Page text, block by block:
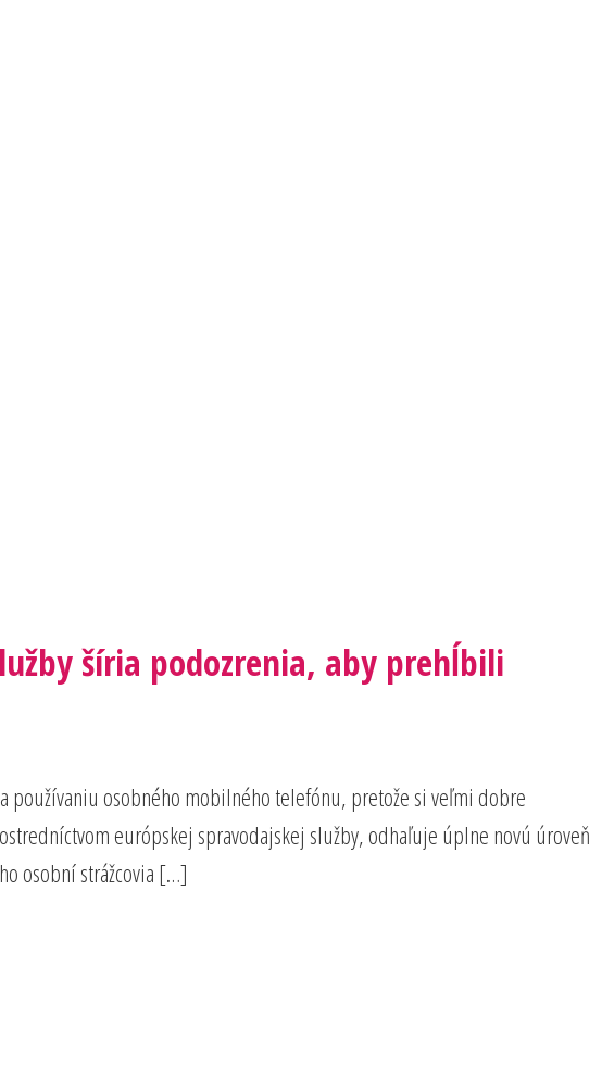
šíria podozrenia, aby prehĺbili
používaniu osobného mobilného telefónu, pretože si veľmi dobre
európskej spravodajskej služby, odhaľuje úplne novú úroveň
osobní strážcovia […]